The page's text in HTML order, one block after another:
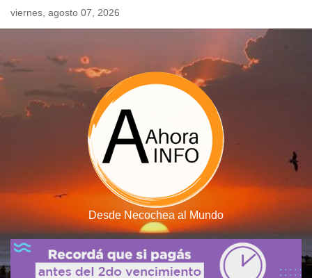
Skipviernes, agosto 07, 2026
Desde Necochea al Mundo